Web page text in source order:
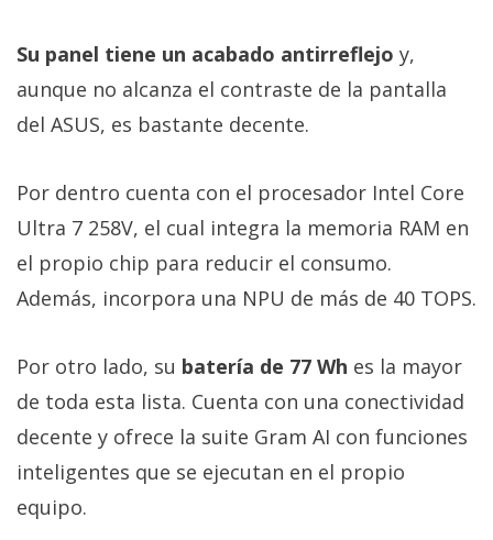
Su panel tiene un acabado antirreflejo y,
aunque no alcanza el contraste de la pantalla
del ASUS, es bastante decente.
Por dentro cuenta con el procesador Intel Core
Ultra 7 258V, el cual integra la memoria RAM en
el propio chip para reducir el consumo.
Además, incorpora una NPU de más de 40 TOPS.
Por otro lado, su batería de 77 Wh es la mayor
de toda esta lista. Cuenta con una conectividad
decente y ofrece la suite Gram AI con funciones
inteligentes que se ejecutan en el propio
equipo.